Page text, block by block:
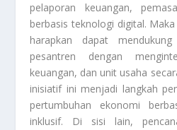
pelaporan keuangan,
berbasis teknologi digital.
harapkan dapat
pesantren dengan
keuangan, dan unit usaha
inisiatif ini menjadi langkah
pertumbuhan ekonomi
inklusif. Di sisi lain,